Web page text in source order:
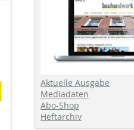
Aktuelle Ausgabe
Mediadaten
Abo-Shop
Heftarchiv